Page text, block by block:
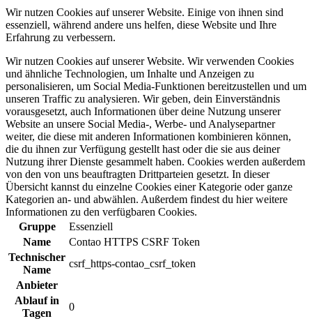
Wir nutzen Cookies auf unserer Website. Einige von ihnen sind
essenziell, während andere uns helfen, diese Website und Ihre
Erfahrung zu verbessern.
Wir nutzen Cookies auf unserer Website. Wir verwenden Cookies
und ähnliche Technologien, um Inhalte und Anzeigen zu
personalisieren, um Social Media-Funktionen bereitzustellen und um
unseren Traffic zu analysieren. Wir geben, dein Einverständnis
vorausgesetzt, auch Informationen über deine Nutzung unserer
Website an unsere Social Media-, Werbe- und Analysepartner
weiter, die diese mit anderen Informationen kombinieren können,
die du ihnen zur Verfügung gestellt hast oder die sie aus deiner
Nutzung ihrer Dienste gesammelt haben. Cookies werden außerdem
von den von uns beauftragten Drittparteien gesetzt. In dieser
Übersicht kannst du einzelne Cookies einer Kategorie oder ganze
Kategorien an- und abwählen. Außerdem findest du hier weitere
Informationen zu den verfügbaren Cookies.
Gruppe
Essenziell
Name
Contao HTTPS CSRF Token
Technischer
Name
csrf_https-contao_csrf_token
Anbieter
Ablauf in
Tagen
0